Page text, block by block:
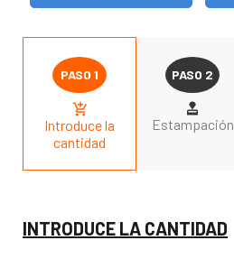
Introduce la
cantidad
Estampación
INTRODUCE LA CANTIDAD